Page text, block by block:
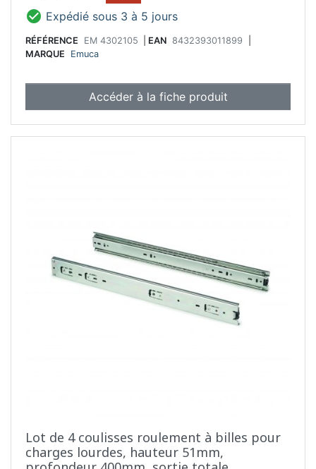
 Expédié sous 3 à 5 jours
RÉFÉRENCE EM 4302105 EAN 8432393011899
MARQUE
Emuca
Accéder à la fiche produit
Lot de 4 coulisses roulement à billes pour
charges lourdes, hauteur 51mm,